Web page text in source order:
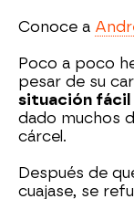
Conoce a
Poco a poco
pesar de su
situación fácil
dado muchos
cárcel.
Después de
cuajase, se